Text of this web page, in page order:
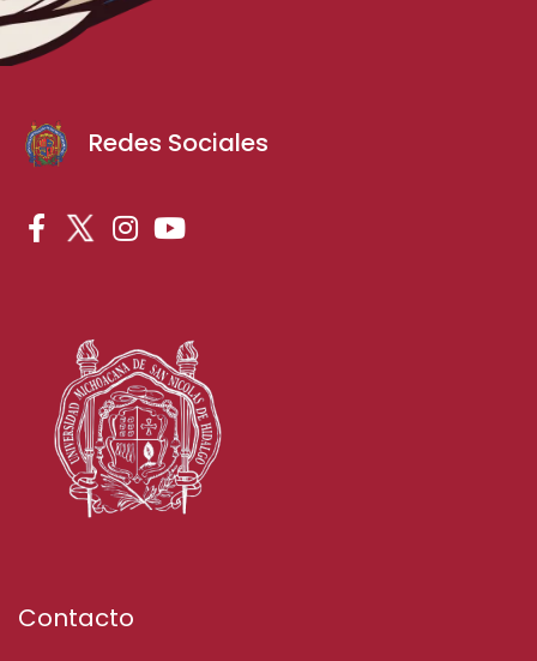
Redes Sociales
Contacto